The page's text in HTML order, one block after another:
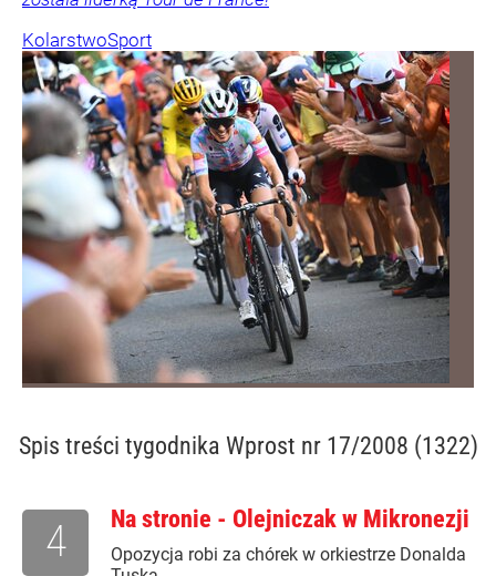
KolarstwoSport
Spis treści tygodnika Wprost nr 17/2008 (1322)
Na stronie - Olejniczak w Mikronezji
Opozycja robi za chórek w orkiestrze Donalda
4